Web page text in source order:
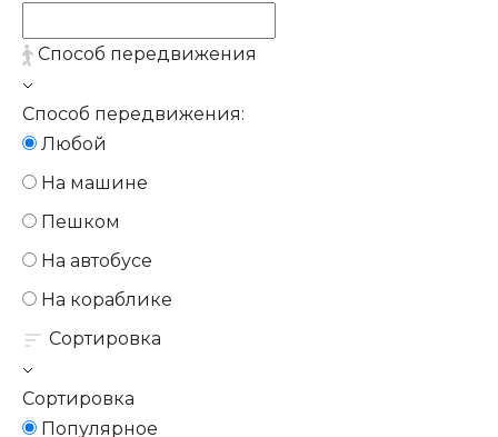
Способ передвижения
Способ передвижения:
Любой
На машине
Пешком
На автобусе
На кораблике
Сортировка
Сортировка
Популярное